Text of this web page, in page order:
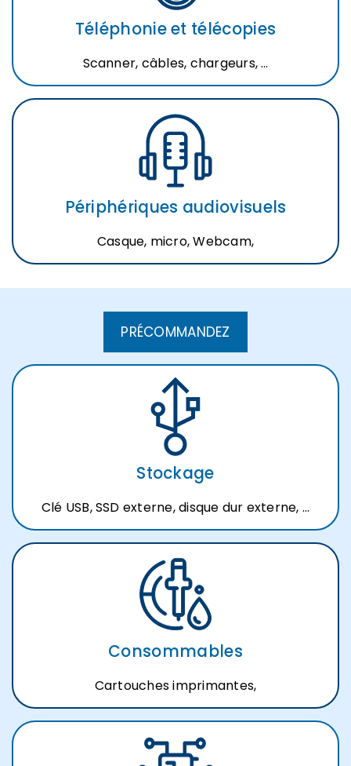
Téléphonie et télécopies
Scanner, câbles, chargeurs, …
Périphériques audiovisuels
Casque, micro, Webcam,
Stockage
Clé USB, SSD externe, disque dur externe, …
Consommables
Cartouches imprimantes,
PRÉCOMMANDEZ